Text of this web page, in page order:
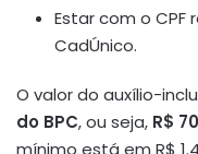
Estar com o
CadÚnico.
O valor do auxílio-
do BPC, ou seja, R$
mínimo está em R$